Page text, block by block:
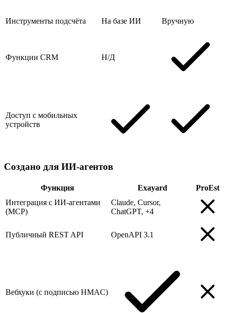
Инструменты подсчёта На базе ИИ Вручную
Функции CRM Н/Д
Доступ с мобильных
устройств
Создано для ИИ-агентов
Функция Exayard
ProEst
Интеграция с ИИ-агентами
(MCP)
Claude, Cursor,
ChatGPT, +4
Публичный REST API OpenAPI 3.1
Вебхуки (с подписью HMAC)